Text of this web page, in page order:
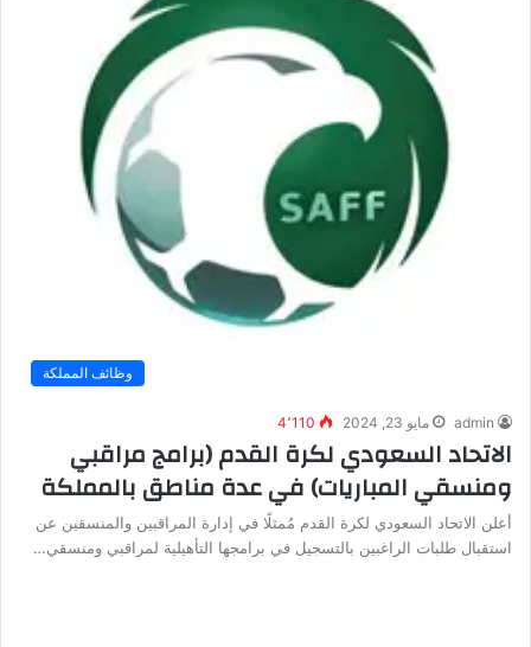
وظائف المملكة
admin مايو 23, 2024 4٬110
الاتحاد السعودي لكرة القدم (برامج مراقبي
ومنسقي المباريات) في عدة مناطق بالمملكة
أعلن الاتحاد السعودي لكرة القدم مُمثلًا في إدارة المراقبين والمنسقين عن
استقبال طلبات الراغبين بالتسجيل في برامجها التأهيلية لمراقبي ومنسقي…